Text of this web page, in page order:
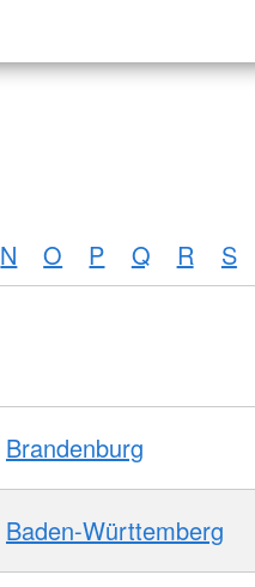
N O P Q R S
Brandenburg
Baden-Württemberg